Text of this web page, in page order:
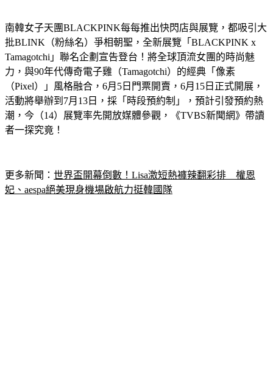
南韓女子天團BLACKPINK每每推出快閃店與展覽，都吸引大
批BLINK（粉絲名）爭相朝聖，全新展覽「BLACKPINK x
Tamagotchi」聯名企劃宣告登台！將全球頂流女團的時尚魅
力，與90年代傳奇電子雞（Tamagotchi）的經典「像素
（Pixel）」風格融合，6月5日門票開賣，6月15日正式開展，
活動將舉辦到7月13日，採「時段預約制」，預計引發預約熱
潮，今（14）展覽率先開放媒體參觀，《TVBS新聞網》帶讀
者一探究竟！
更多新聞： 世界盃開幕倒數！Lisa激短熱褲辣翻彩排　權恩
妃、aespa絕美現身機場啟航力挺韓國隊